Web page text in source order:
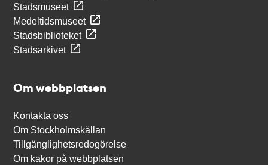
Stadsmuseet
Medeltidsmuseet
Stadsbiblioteket
Stadsarkivet
Om webbplatsen
Kontakta oss
Om Stockholmskällan
Tillgänglighetsredogörelse
Om kakor på webbplatsen